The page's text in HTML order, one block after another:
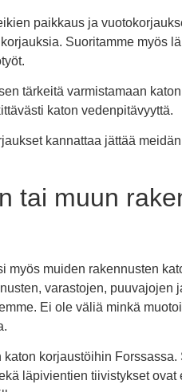
paikkaus ja
Suoritamme myös
tärkeitä varmistamaan
katon vedenpitävyyttä.
kannattaa jättää
tai muun
muiden rakennusten
varastojen,
Ei ole väliä minkä
korjaustöihin
läpivientien tiivistykset